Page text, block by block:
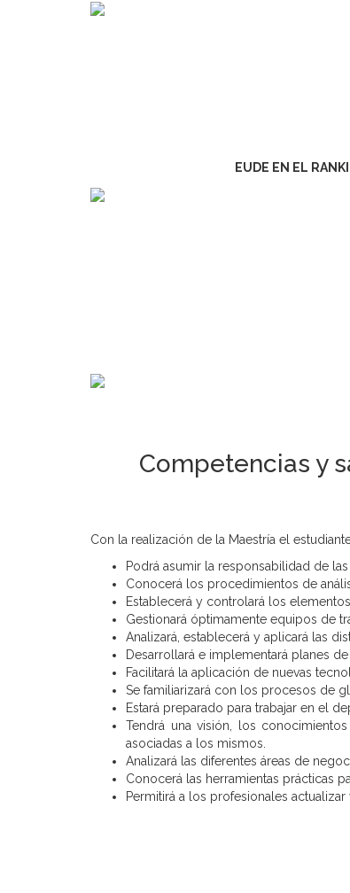
EUDE EN EL
Competencias y
Con la realización de la Maestría el
Podrá asumir la responsabilidad de
Conocerá los procedimientos de
Establecerá y controlará los
Gestionará óptimamente equipos de
Analizará, establecerá y aplicará las
Desarrollará e implementará planes
Facilitará la aplicación de nuevas
Se familiarizará con los procesos de
Estará preparado para trabajar en el
Tendrá una visión, los
asociadas a los mismos.
Analizará las diferentes áreas de
Conocerá las herramientas prácticas
Permitirá a los profesionales